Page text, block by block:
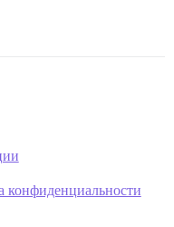
конфиденциальности